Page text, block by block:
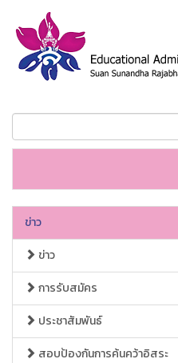
ข่าว
ข่าว
การรับสมัคร
ประชาสัมพันธ์
สอบป้องกันการค้นคว้าอิสระ